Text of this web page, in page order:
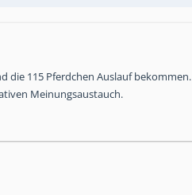
die 115 Pferdchen Auslauf bekommen.
Meinungsaustauch.